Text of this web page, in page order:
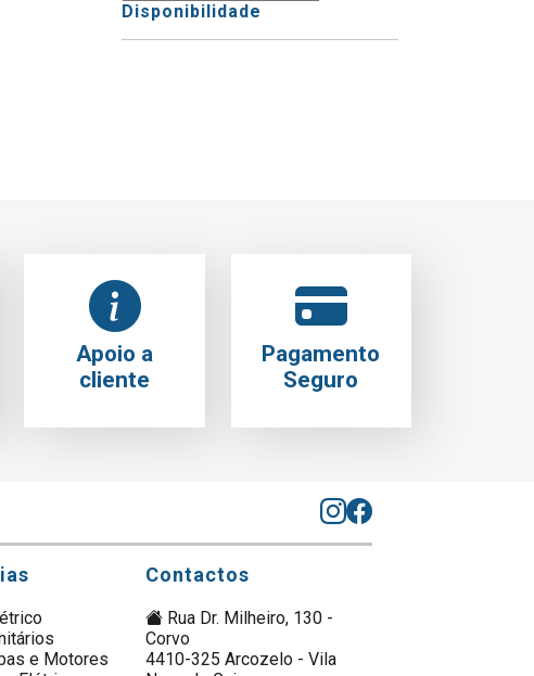
Disponibilidade
Apoio a
cliente
Pagamento
Seguro
e Motores
Contactos
Rua Dr. Milheiro, 130 -
Corvo
4410-325 Arcozelo - Vila